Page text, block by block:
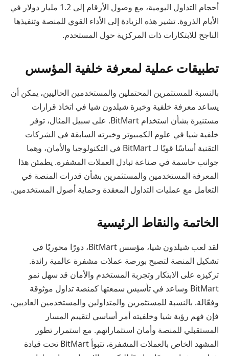
أحجام التداول اليومية، مع وصول الأرقام إلى 1.2 مليار دولار في
الأيام الذروة. تشير هذه الزيادة إلى الأداء القوي للمنصة وتنفيذها
الناجح للابتكارات ذات المركزية حول المستخدم.
تطبيقات عملية لمعرفة خلفية المؤسس
بالنسبة للمستثمرين المحتملين والمستخدمين الحاليين، يمكن أن
يساعد معرفة خلفية وخبرة شيلدون شيا في اتخاذ قرارات
مستنيرة بشأن استخدام BitMart. على سبيل المثال، توفر
خلفية شيا في علوم الكمبيوتر وخبرته السابقة في الشركات
التقنية أساسًا قويًا لـ BitMart في التكنولوجيا والأمان، وهما
جوانب حاسمة في صناعة تبادل العملات المشفرة. يطمئن هذا
المعرفة المستخدمين والمستثمرين بشأن قدرات المنصة في
التعامل مع عمليات التداول المعقدة وحماية أصول المستخدمين.
الخاتمة والنقاط الرئيسية
لقد لعب شيلدون شيا، مؤسس BitMart، دورًا محوريًا في
تشكيل المنصة لتصبح بورصة عملات مشفرة عالمية رائدة.
تركيزه على الابتكار وتجربة المستخدم والأمان قد سهل نمو
BitMart وساعد في تأسيس سمعتها كمنصة تداول موثوقة
وفعّالة. بالنسبة للمستثمرين والمتداولين والمستخدمين العاديين،
فإن فهم رؤية شيا وخلفيته أمر أساسي لتقييم المسار
المستقبلي للمنصة وأمان استثماراتهم. مع استمرار تطور
المشهد الخاص بالعملات المشفرة، تتبوأ BitMart تحت قيادة